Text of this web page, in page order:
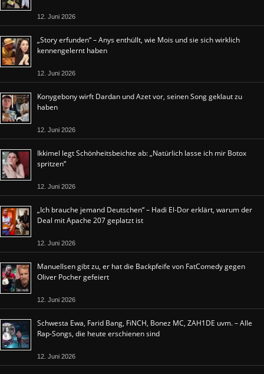
12. Juni 2026
„Story erfunden“ – Anys enthüllt, wie Mois und sie sich wirklich
kennengelernt haben
12. Juni 2026
Konygebony wirft Dardan und Azet vor, seinen Song geklaut zu
haben
12. Juni 2026
Ikkimel legt Schönheitsbeichte ab: „Natürlich lasse ich mir Botox
spritzen“
12. Juni 2026
„Ich brauche jemand Deutschen“ – Hadi El-Dor erklärt, warum der
Deal mit Apache 207 geplatzt ist
12. Juni 2026
Manuellsen gibt zu, er hat die Backpfeife von FatComedy gegen
Oliver Pocher gefeiert
12. Juni 2026
Schwesta Ewa, Farid Bang, FiNCH, Bonez MC, ZAH1DE uvm. – Alle
Rap-Songs, die heute erschienen sind
12. Juni 2026